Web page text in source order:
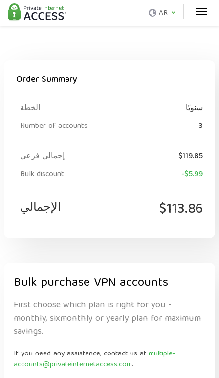
AR
Order Summary
الخطة
سنويًا
Number of accounts
3
إجمالي فرعي
$119.85
Bulk discount
-$5.99
الإجمالي $113.86
Bulk purchase VPN accounts
First choose which plan is right for you -
monthly, sixmonthly or yearly plan for maximum
savings.
If you need any assistance, contact us atmultiple-
accounts@privateinternetaccess.com.